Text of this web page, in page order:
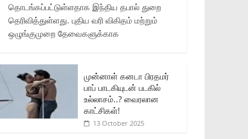
தொடங்கப்பட்டுள்ளதாக இந்திய தபால் துறை
தெரிவித்துள்ளது. புதிய வரி விகிதம் மற்றும்
ஒழுங்குமுறை தேவைகளுக்காக
முன்னாள் கனடா பிரதமர்
பாப் பாடகியுடன் படகில்
உல்லாசம்..? வைரலான
காட்சிகள்!
13 October 2025